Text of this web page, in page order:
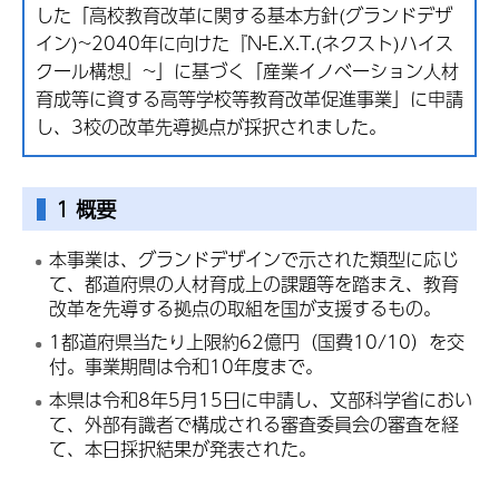
した「高校教育改革に関する基本方針(グランドデザ
イン)~2040年に向けた『N-E.X.T.(ネクスト)ハイス
クール構想』~」に基づく「産業イノベーション人材
育成等に資する高等学校等教育改革促進事業」に申請
し、3校の改革先導拠点が採択されました。
1 概要
本事業は、グランドデザインで示された類型に応じ
て、都道府県の人材育成上の課題等を踏まえ、教育
改革を先導する拠点の取組を国が支援するもの。
1都道府県当たり上限約62億円（国費10/10）を交
付。事業期間は令和10年度まで。
本県は令和8年5月15日に申請し、文部科学省におい
て、外部有識者で構成される審査委員会の審査を経
て、本日採択結果が発表された。